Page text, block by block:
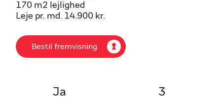
170 m2 lejlighed
Leje pr. md. 14.900 kr.
Bestil fremvisning
Ja 3